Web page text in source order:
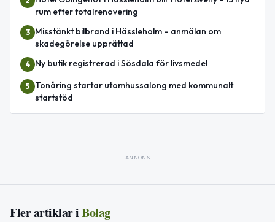
rum efter totalrenovering
3
Misstänkt bilbrand i Hässleholm – anmälan om
skadegörelse upprättad
4 Ny butik registrerad i Sösdala för livsmedel
5
Tonåring startar utomhussalong med kommunalt
startstöd
ANNONS
Fler artiklar iBolag